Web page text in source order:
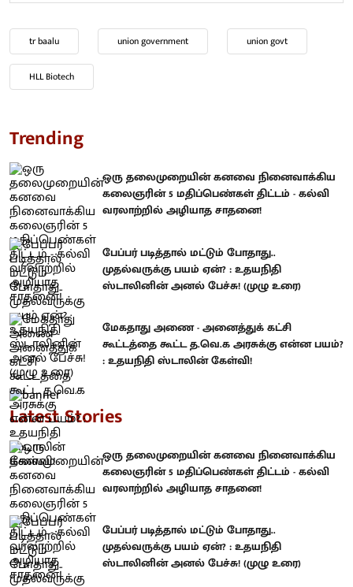
tr baalu union government union govt
HLL Biotech
Trending
ஒரு தலைமுறையின் கனவை நினைவாக்கிய
கலைஞரின் 5 மதிப்பெண்கள் திட்டம் - கல்வி
வரலாற்றில் அழியாத சாதனை!
பேப்பர் படித்தால் மட்டும் போதாது..
முதல்வருக்கு பயம் ஏன்? : உதயநிதி
ஸ்டாலினின் அனல் பேச்சு! (முழு உரை)
மேகதாது அணை - அனைத்துக் கட்சி
கூட்டத்தை கூட்ட த.வெ.க அரசுக்கு என்ன பயம்?
: உதயநிதி ஸ்டாலின் கேள்வி!
Latest Stories
ஒரு தலைமுறையின் கனவை நினைவாக்கிய
கலைஞரின் 5 மதிப்பெண்கள் திட்டம் - கல்வி
வரலாற்றில் அழியாத சாதனை!
பேப்பர் படித்தால் மட்டும் போதாது..
முதல்வருக்கு பயம் ஏன்? : உதயநிதி
ஸ்டாலினின் அனல் பேச்சு! (முழு உரை)